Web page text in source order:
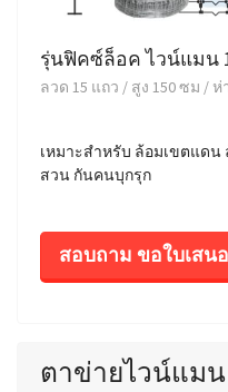
รุ่นฟิคซ์ล็อค ไวน์แมน
ลวด 15 แถว / สูง 150 ซม / ห่
เหมาะสำหรับ ล้อมเขตแด
สวน กันคนบุกรุก
สอบถาม ขอใบเสน
ตาข่ายไวน์แมน